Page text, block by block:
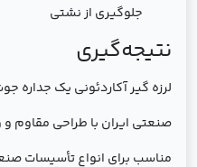
جلوگیری از نشتی
نتیجه‌گیری
صنعتی ایران با طراحی مقاوم
مناسب برای انواع تأسیسات